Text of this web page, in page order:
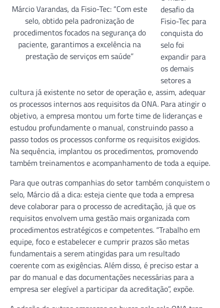
Márcio Varandas, da Fisio-Tec: “Com este
selo, obtido pela padronização de
procedimentos focados na segurança do
paciente, garantimos a excelência na
prestação de serviços em saúde”
desafio da
Fisio-Tec para
conquista do
selo foi
expandir para
os demais
setores a
cultura já existente no setor de operação e, assim, adequar
os processos internos aos requisitos da ONA. Para atingir o
objetivo, a empresa montou um forte time de lideranças e
estudou profundamente o manual, construindo passo a
passo todos os processos conforme os requisitos exigidos.
Na sequência, implantou os procedimentos, promovendo
também treinamentos e acompanhamento de toda a equipe.
Para que outras companhias do setor também conquistem o
selo, Márcio dá a dica: esteja ciente que toda a empresa
deve colaborar para o processo de acreditação, já que os
requisitos envolvem uma gestão mais organizada com
procedimentos estratégicos e competentes. “Trabalho em
equipe, foco e estabelecer e cumprir prazos são metas
fundamentais a serem atingidas para um resultado
coerente com as exigências. Além disso, é preciso estar a
par do manual e das documentações necessárias para a
empresa ser elegível a participar da acreditação”, expõe.